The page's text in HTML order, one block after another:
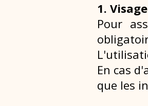
1.
Pour
En cas
que les